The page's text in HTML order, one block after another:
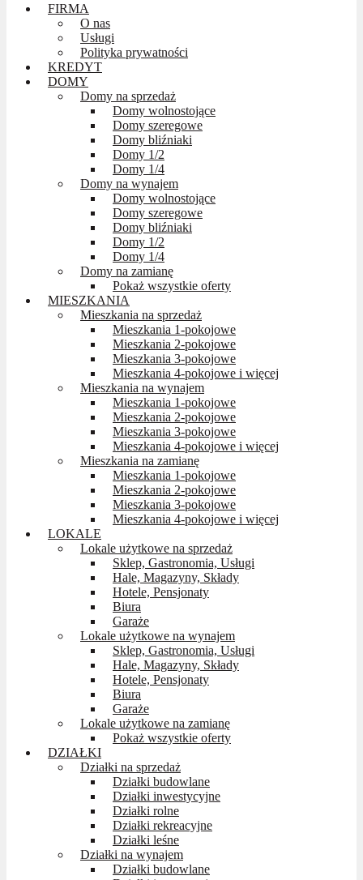
FIRMA
O nas
Usługi
Polityka prywatności
KREDYT
DOMY
Domy na sprzedaż
Domy wolnostojące
Domy szeregowe
Domy bliźniaki
Domy 1/2
Domy 1/4
Domy na wynajem
Domy wolnostojące
Domy szeregowe
Domy bliźniaki
Domy 1/2
Domy 1/4
Domy na zamianę
Pokaż wszystkie oferty
MIESZKANIA
Mieszkania na sprzedaż
Mieszkania 1-pokojowe
Mieszkania 2-pokojowe
Mieszkania 3-pokojowe
Mieszkania 4-pokojowe i więcej
Mieszkania na wynajem
Mieszkania 1-pokojowe
Mieszkania 2-pokojowe
Mieszkania 3-pokojowe
Mieszkania 4-pokojowe i więcej
Mieszkania na zamianę
Mieszkania 1-pokojowe
Mieszkania 2-pokojowe
Mieszkania 3-pokojowe
Mieszkania 4-pokojowe i więcej
LOKALE
Lokale użytkowe na sprzedaż
Sklep, Gastronomia, Usługi
Hale, Magazyny, Składy
Hotele, Pensjonaty
Biura
Garaże
Lokale użytkowe na wynajem
Sklep, Gastronomia, Usługi
Hale, Magazyny, Składy
Hotele, Pensjonaty
Biura
Garaże
Lokale użytkowe na zamianę
Pokaż wszystkie oferty
DZIAŁKI
Działki na sprzedaż
Działki budowlane
Działki inwestycyjne
Działki rolne
Działki rekreacyjne
Działki leśne
Działki na wynajem
Działki budowlane